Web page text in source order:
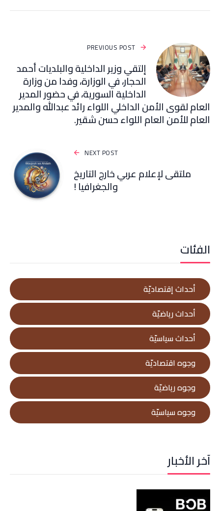
PREVIOUS POST
إلتقي وزير الداخلية والبلديات أحمد
الحجار، في الوزارة، وفدا من وزارة
الداخلية السورية، في حضور المدير
العام لقوى الأمن الداخلي اللواء رائد عبدالله والمدير
العام للأمن العام اللواء حسن شقير.
NEXT POST
ملتقى لإعلام عربي خارج التاريخ
والجغرافيا !
الفئات
أحداث إقتصاديّة
أحداث رياضيّة
أحداث سياسيّة
وجوه اقتصاديّة
وجوه رياضيّة
وجوه سياسيّة
آخر الأخبار